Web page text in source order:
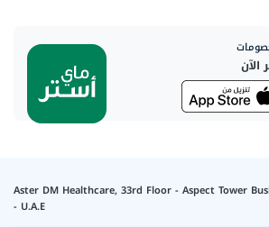
Aster DM Healthcare, 33rd Floor - Aspect Tower
- U.A.E